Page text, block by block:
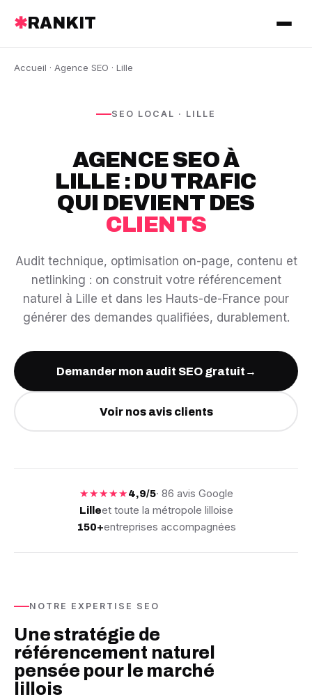
✱ RANKIT
Accueil · Agence SEO · Lille
SEO LOCAL · LILLE
AGENCE SEO À
LILLE : DU TRAFIC
QUI DEVIENT DES
CLIENTS
Audit technique, optimisation on-page, contenu et
netlinking : on construit votre référencement
naturel à Lille et dans les Hauts-de-France pour
générer des demandes qualifiées, durablement.
Demander mon audit SEO gratuit →
Voir nos avis clients
★★★★★4,9/5· 86 avis Google
Lilleet toute la métropole lilloise
150+entreprises accompagnées
NOTRE EXPERTISE SEO
Une stratégie de
référencement naturel
pensée pour le marché
lillois